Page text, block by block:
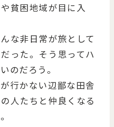
貧困地域が目に入
な非日常が旅として
った。そう思ってハ
のだろう。
行かない辺鄙な田舎
人たちと仲良くなる